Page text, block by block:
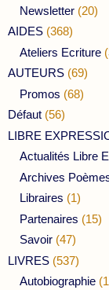
Newsletter (20)
AIDES (368)
Ateliers Ecriture
AUTEURS (69)
Promos (68)
Défaut (56)
LIBRE
Actualités Libre
Archives
Libraires (1)
Partenaires (15)
Savoir (47)
LIVRES (537)
Autobiographie